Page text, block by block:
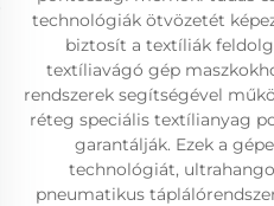
technológiák ötvözetét
biztosít a textíliák
textíliavágó gép
rendszerek segítségével
réteg speciális textílianyag
garantálják. Ezek a
technológiát,
pneumatikus